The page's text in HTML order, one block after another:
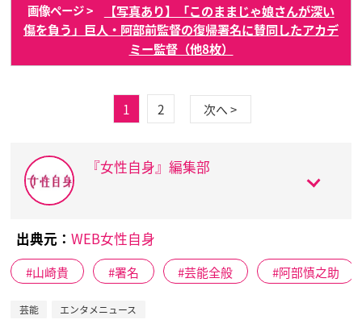
画像ページ >
【写真あり】「このままじゃ娘さんが深い
傷を負う」巨人・阿部前監督の復帰署名に賛同したアカデ
ミー監督（他8枚）
1 2 次へ >
『女性自身』編集部
出典元： WEB女性自身
山崎貴 署名 芸能全般 阿部慎之助
芸能 エンタメニュース